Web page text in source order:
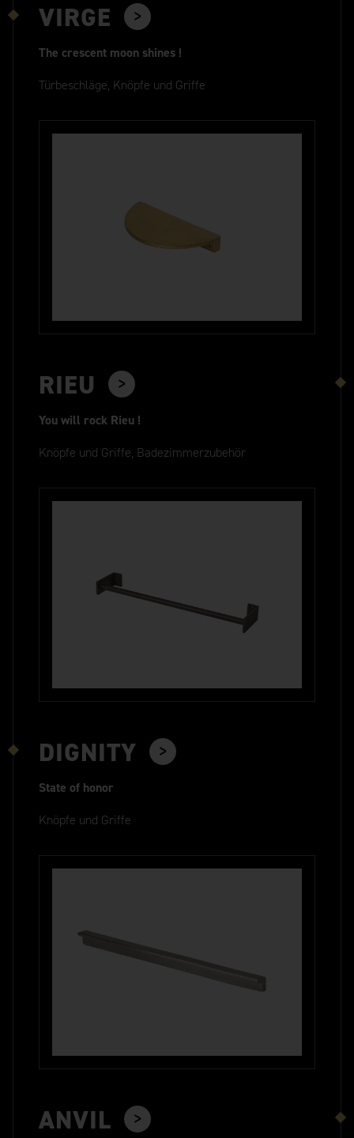
VIRGE
The crescent moon shines !
Türbeschläge, Knöpfe und Griffe
RIEU
You will rock Rieu !
Knöpfe und Griffe, Badezimmerzubehör
DIGNITY
State of honor
Knöpfe und Griffe
ANVIL